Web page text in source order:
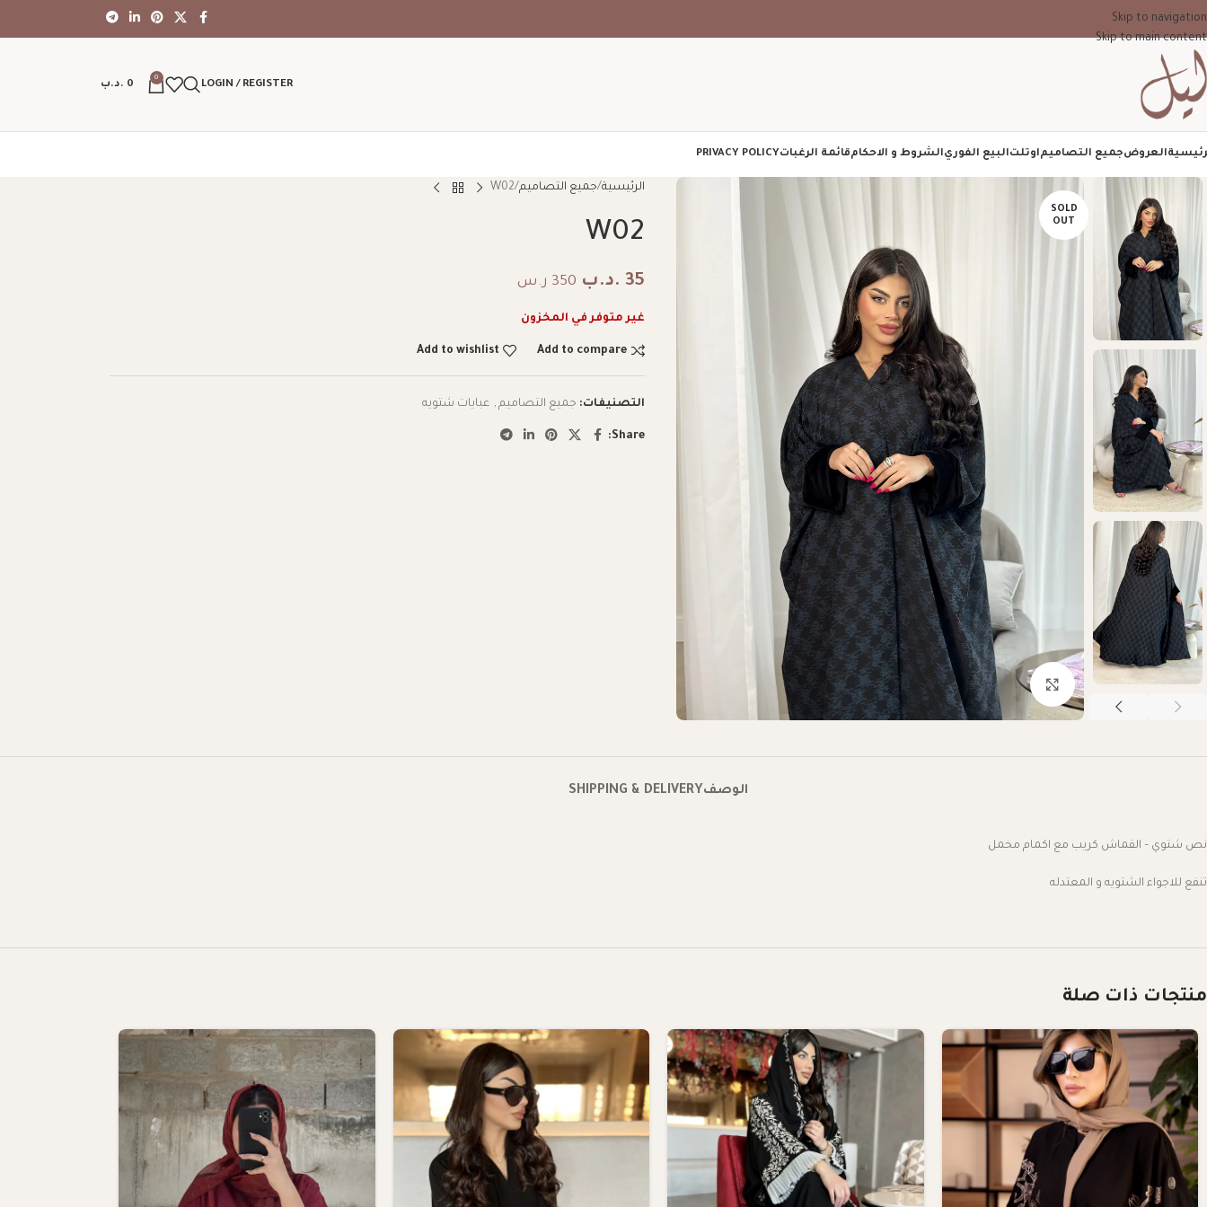
Skip to navigation
Skip to main content
LOGIN / REGISTER
0
0 .د.ب
العروضجميع التصاميماوتلتالبيع الفوريالشروط و الاحكامقائمة الرغباتPRIVACY POLICY
SOLD
OUT
Click to enlarge
الرئيسية جميع التصاميم W02
W02
35 .د.ب 350 ر.س
غير متوفر في المخزون
Add to compare
Add to wishlist
التصنيفات: جميع التصاميم , عبايات شتويه
Share:
الوصفSHIPPING & DELIVERY
نص شتوي – القماش كريب مع اكمام مخمل
تنفع للاجواء الشتويه و المعتدله
منتجات ذات صلة